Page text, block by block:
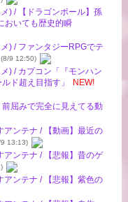
) / 【ドラゴンボール】孫
おいても歴史的瞬
) / ファンタジーRPGでテ
(8/9 12:50)
) / カプコン「『モンハン
ド超え目指す」
NEW!
屈みで完全に見えてる動
アンテナ / 【動画】最近の
13:13)
アンテナ / 【悲報】昔のゲ
アンテナ / 【悲報】紫色の